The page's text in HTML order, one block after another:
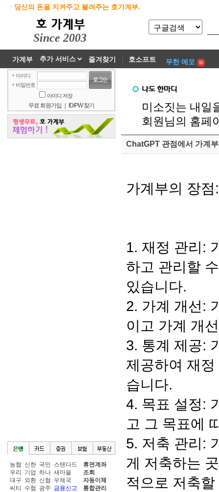
ㆍ당신의 돈을 지켜주고 불려주는 호가계부.
Since 2003
가계부 즐겨찾기 호소프트 무한 메모
아이디
비밀번호
아이디 저장
무료 회원가입 ID/PW 찾기
농협
우리
대구
씨티
신한
기업
외환
수협
국민
하나
신협
광주
스탠다드
새마을
우체국
금융신고
휴면계좌
조회
자동이체
통합관리
미소짓는 내일
회원님의 홈페
ChatGPT 관점에서 가계
가계부의 장점:
1. 재정 관리:
하고 관리할
있습니다.
2. 가계 개선:
이고 가계 개
3. 통계 제공:
제공하여 재
습니다.
4. 목표 설정:
고 그 목표에
5. 저축 관리:
게 저축하는
적으로 저축